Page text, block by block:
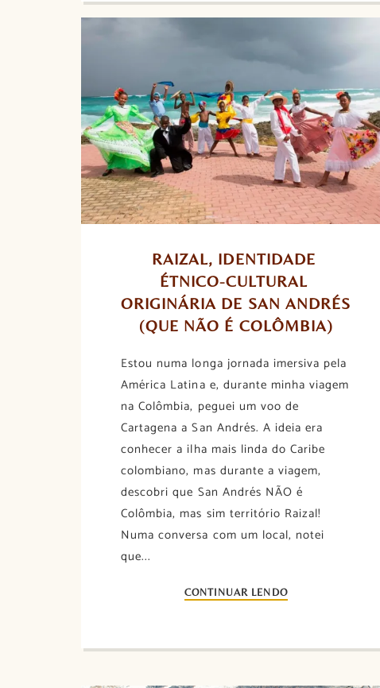
RAIZAL, IDENTIDADE
ÉTNICO-CULTURAL
ORIGINÁRIA DE SAN ANDRÉS
(QUE NÃO É COLÔMBIA)
Estou numa longa jornada imersiva pela
América Latina e, durante minha viagem
na Colômbia, peguei um voo de
Cartagena a San Andrés. A ideia era
conhecer a ilha mais linda do Caribe
colombiano, mas durante a viagem,
descobri que San Andrés NÃO é
Colômbia, mas sim território Raizal!
Numa conversa com um local, notei
que...
CONTINUAR LENDO